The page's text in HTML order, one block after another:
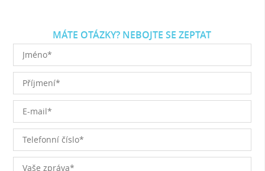
MÁTE OTÁZKY? NEBOJTE SE ZEPTAT